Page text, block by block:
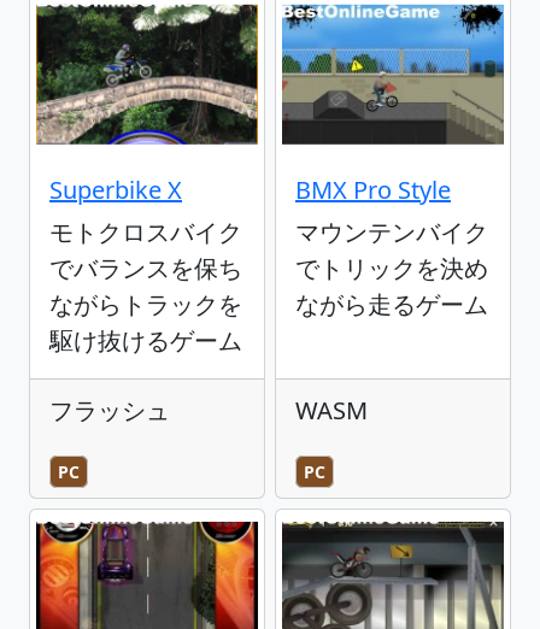
Superbike X
モトクロスバイク
でバランスを保ち
ながらトラックを
駆け抜けるゲーム
フラッシュ
PC
BMX Pro Style
マウンテンバイク
でトリックを決め
ながら走るゲーム
WASM
PC